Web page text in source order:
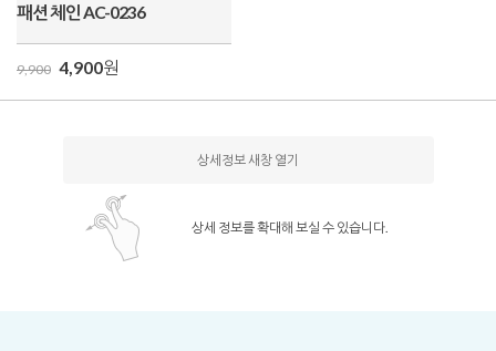
패션 체인 AC-0236
9,900 4,900원
상세정보 새창 열기
상세 정보를 확대해 보실 수 있습니다.